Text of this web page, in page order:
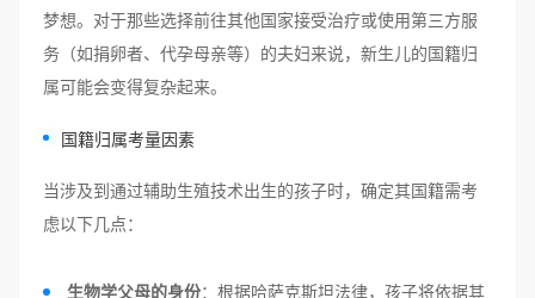
梦想。对于那些选择前往其他国家接受治疗或使用第三方服
务（如捐卵者、代孕母亲等）的夫妇来说，新生儿的国籍归
属可能会变得复杂起来。
国籍归属考量因素
当涉及到通过辅助生殖技术出生的孩子时，确定其国籍需考
虑以下几点：
生物学父母的身份：根据哈萨克斯坦法律，孩子将依据其